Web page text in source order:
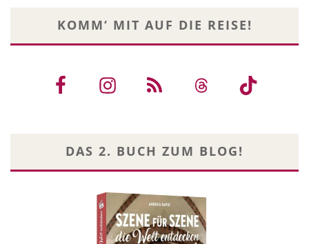
KOMM‘ MIT AUF DIE REISE!
DAS 2. BUCH ZUM BLOG!